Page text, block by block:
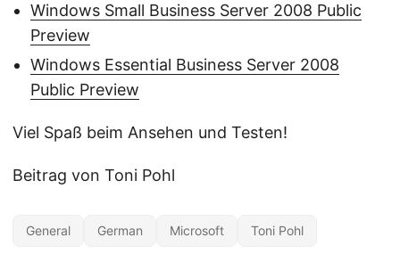
Windows Small Business Server 2008 Public
Preview
Windows Essential Business Server 2008
Public Preview
Viel Spaß beim Ansehen und Testen!
Beitrag von Toni Pohl
General German Microsoft Toni Pohl